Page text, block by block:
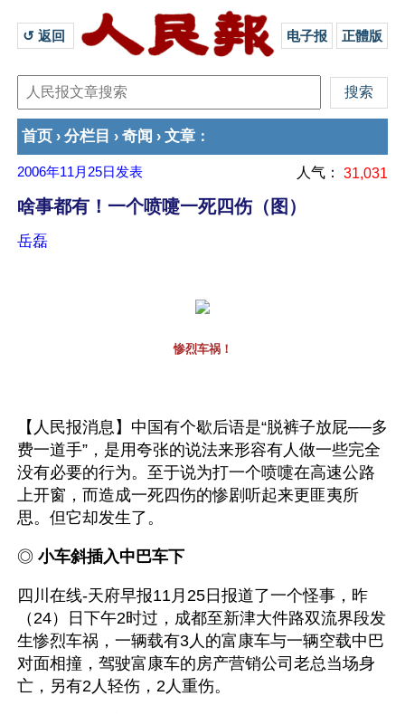
↺ 返回 电子报 正體版
首页 › 分栏目 › 奇闻 › 文章 ：
2006年11月25日 发表 人气： 31,031
啥事都有！一个喷嚏一死四伤（图）
岳磊
惨烈车祸！
【人民报消息】中国有个歇后语是“脱裤子放屁──多
费一道手”，是用夸张的说法来形容有人做一些完全
没有必要的行为。至于说为打一个喷嚏在高速公路
上开窗，而造成一死四伤的惨剧听起来更匪夷所
思。但它却发生了。
◎ 小车斜插入中巴车下
四川在线-天府早报11月25日报道了一个怪事，昨
（24）日下午2时过，成都至新津大件路双流界段发
生惨烈车祸，一辆载有3人的富康车与一辆空载中巴
对面相撞，驾驶富康车的房产营销公司老总当场身
亡，另有2人轻伤，2人重伤。